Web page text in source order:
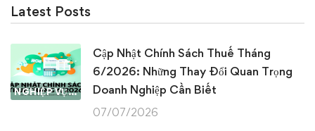
Latest Posts
NGHIỆP VỤ KẾ TOÁN & THUẾ
Cập Nhật Chính Sách Thuế Tháng
6/2026: Những Thay Đổi Quan Trọng
Doanh Nghiệp Cần Biết
07/07/2026